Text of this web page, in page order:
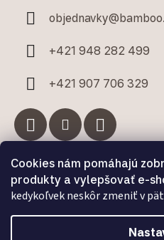
Cookies nám pomáhajú
produkty a vylepšovať e-
kedykoľvek neskôr zmeniť v
objednavky@
+421 948 282 499
+421 907 706 329
Facebook